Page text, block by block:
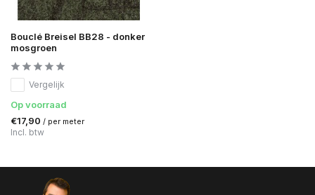
Bouclé Breisel BB28 - donker
mosgroen
Vergelijk
Op voorraad
€17,90 / per meter
Incl. btw